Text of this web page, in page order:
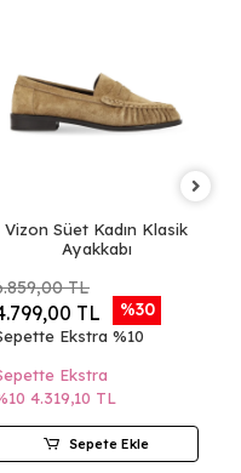
Vizon Süet Kadın Klasik
Ayakkabı
TL
TL %30
Ekstra %10
Ekstra
4.319,10 TL
Sepete Ekle